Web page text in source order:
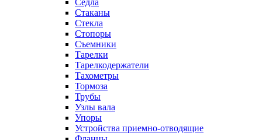
Седла
Стаканы
Стекла
Стопоры
Съемники
Тарелки
Тарелкодержатели
Тахометры
Тормоза
Трубы
Узлы вала
Упоры
Устройства приемно-отводящие